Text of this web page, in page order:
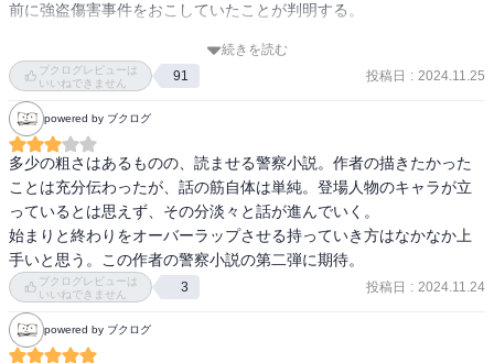
展開。ここでこうなるか？と思いながらその後さらに明らかになる
真実の姿。もう、二転三転でした。
ただ、真実の展開は意外で、ここは好き嫌いが分かれるところ。た
だ、一つの事件の周辺で起こる関係者へのいわれのない差別や中傷
への作者の思いを描くために必然の展開だったのかもと理解した。
タイトルの「責任」は、「責」だったのを改題したというが、責任
に加えて自責の念、他者からの責めという意味も含めて「責(せめ)」
の方が良かったのではと感じた。
それにしても、この作品に限らず刑事がよく正式な捜査でなく一人
で動くことがまかり通っているけど、現実でそんなことはできるん
前に強盗傷害事件をおこしていたことが判明する。
徹は自らの過失のせいで光彦や巻き込まれた家族が亡くなってしま
ったと思い、自責の念に苛まれていた。ある日、光彦の家族から事
件の再調査を依頼され…
■きっと読みたくなるレビュー
刑事の職人気質が描かれた痺れる警察小説です。
事件の被害者、加害者、刑事、関係する家族など、ひとりひとりに
焦点を当てながら物語は進行していく。ほんの少しの歪みによって
影響が増していき、不幸がどんどん広がっていって、やるせない気
持ちでいっぱいになります。
主人公の刑事、徹の葛藤が痛いほどわかる… 警察官も警察である前
続きを読む
ブクログレビューは
いいねできません
91 投稿日 : 2024.11.25
powered by ブクログ
多少の粗さはあるものの、読ませる警察小説。作者の描きたかった
ことは充分伝わったが、話の筋自体は単純。登場人物のキャラが立
っているとは思えず、その分淡々と話が進んでいく。
始まりと終わりをオーバーラップさせる持っていき方はなかなか上
手いと思う。この作者の警察小説の第二弾に期待。
ブクログレビューは
いいねできません
3 投稿日 : 2024.11.24
powered by ブクログ